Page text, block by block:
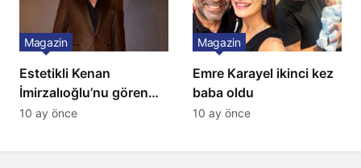
Estetikli Kenan
İmirzalıoğlu’nu gören
tanıyamıyor: Son hali
Magazin
10 ay önce
Emre Karayel ikinci kez
baba oldu
Magazin
10 ay önce